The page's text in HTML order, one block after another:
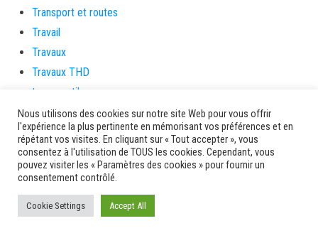
Transport et routes
Travail
Travaux
Travaux THD
travaux utiles
TSUNAMI
TZCLD
uncategorized
Venir en Martinique
Video
vidététladjéko
Nous utilisons des cookies sur notre site Web pour vous offrir
l'expérience la plus pertinente en mémorisant vos préférences et en
répétant vos visites. En cliquant sur « Tout accepter », vous
consentez à l'utilisation de TOUS les cookies. Cependant, vous
pouvez visiter les « Paramètres des cookies » pour fournir un
consentement contrôlé.
Cookie Settings Accept All